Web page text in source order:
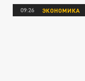
09:26 ЭКОНОМИКА